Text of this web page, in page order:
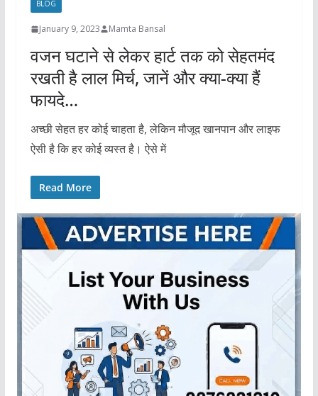
BLOG
January 9, 2023 Mamta Bansal
वजन घटाने से लेकर हार्ट तक को सेहतमंद
रखती है लाल मिर्च, जानें और क्या-क्या हैं
फायदे…
अच्छी सेहत हर कोई चाहता है, लेकिन मौजूद खानपान और लाइफ
ऐसी है कि हर कोई व्यस्त है। ऐसे में
Read More